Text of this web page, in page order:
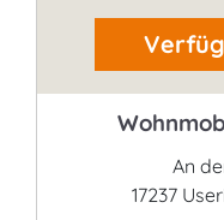
An
17237